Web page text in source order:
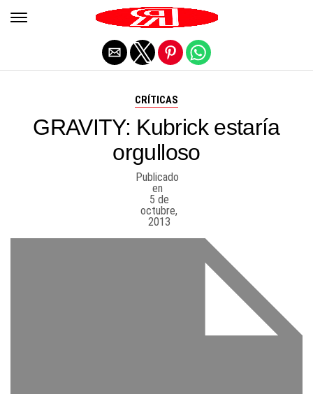
CRÍTICAS
GRAVITY: Kubrick estaría
orgulloso
Publicado
en
5 de
octubre,
2013
Salir de la versión móvil